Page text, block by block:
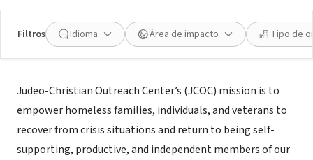
Filtros Idioma Área de impacto Tipo de
Acerca de
Judeo-Christian Outreach Center’s (JCOC) mission is to
empower homeless families, individuals, and veterans to
recover from crisis situations and return to being self-
supporting, productive, and independent members of our